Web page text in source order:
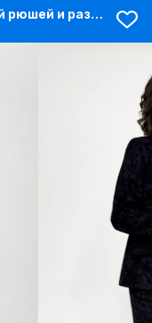
Поясное платье с изысканной рюшей и разрезом